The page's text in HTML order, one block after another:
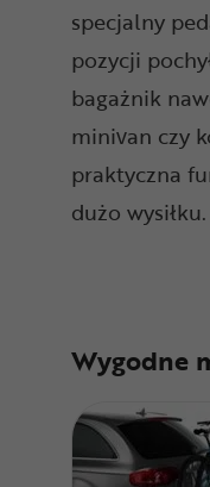
specjalny
pozycji
bagażnik
minivan czy
praktyczna
dużo wysiłku.
Wygodne